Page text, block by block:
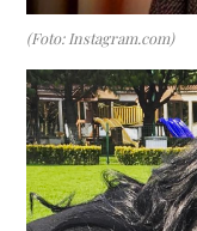
(Foto: Instagram.com)